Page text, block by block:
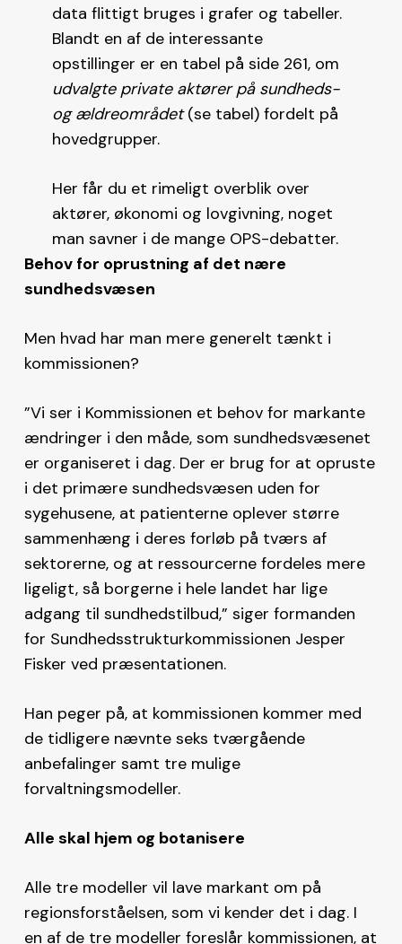
data flittigt bruges i grafer og tabeller.
Blandt en af de interessante
opstillinger er en tabel på side 261, om
udvalgte private aktører på sundheds-
og ældreområdet(se tabel) fordelt på
hovedgrupper.
Her får du et rimeligt overblik over
aktører, økonomi og lovgivning, noget
man savner i de mange OPS-debatter.
Behov for oprustning af det nære
sundhedsvæsen
Men hvad har man mere generelt tænkt i
kommissionen?
”Vi ser i Kommissionen et behov for markante
ændringer i den måde, som sundhedsvæsenet
er organiseret i dag. Der er brug for at opruste
i det primære sundhedsvæsen uden for
sygehusene, at patienterne oplever større
sammenhæng i deres forløb på tværs af
sektorerne, og at ressourcerne fordeles mere
ligeligt, så borgerne i hele landet har lige
adgang til sundhedstilbud,” siger formanden
for Sundhedsstrukturkommissionen Jesper
Fisker ved præsentationen.
Han peger på, at kommissionen kommer med
de tidligere nævnte seks tværgående
anbefalinger samt tre mulige
forvaltningsmodeller.
Alle skal hjem og botanisere
Alle tre modeller vil lave markant om på
regionsforståelsen, som vi kender det i dag. I
en af de tre modeller foreslår kommissionen, at